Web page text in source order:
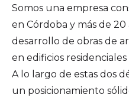
Somos una empresa
en Córdoba y más de
desarrollo de obras de
en edificios
A lo largo de estas dos
un posicionamiento